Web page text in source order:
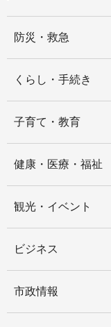
防災・救急
くらし・手続き
子育て・教育
健康・医療・福祉
観光・イベント
ビジネス
市政情報